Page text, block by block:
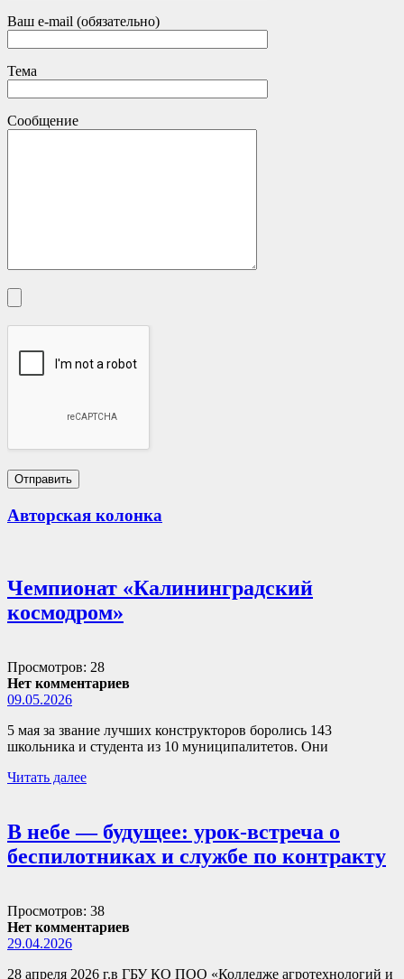
Ваш e-mail (обязательно)
Тема
Сообщение
Авторская колонка
Чемпионат «Калининградский
космодром»
Просмотров: 28
Нет комментариев
09.05.2026
5 мая за звание лучших конструкторов боролись 143
школьника и студента из 10 муниципалитетов. Они
Читать далее
В небе — будущее: урок-встреча о
беспилотниках и службе по контракту
Просмотров: 38
Нет комментариев
29.04.2026
28 апреля 2026 г.в ГБУ КО ПОО «Колледже агротехнологий и